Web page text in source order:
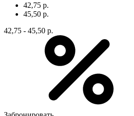
42,75 р.
45,50 р.
42,75 - 45,50 р.